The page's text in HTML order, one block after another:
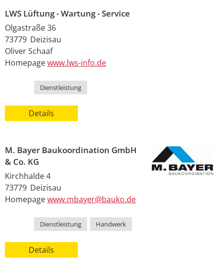
LWS Lüftung - Wartung - Service
Olgastraße 36
73779 Deizisau
OliverSchaaf
Homepagewww.lws-info.de
Dienstleistung
Details
M. Bayer Baukoordination GmbH
& Co. KG
Kirchhalde 4
73779 Deizisau
Homepagewww.mbayer@bauko.de
Dienstleistung Handwerk
Details